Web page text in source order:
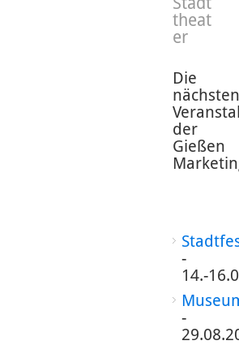
theat
er
Die
nächsten
der
Gießen
-
14.-
-